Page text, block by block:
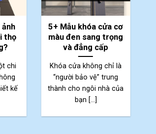
thọ
chi
kế
5+ Mẫu khóa cửa cơ
màu đen sang trọng
và đẳng cấp
Khóa cửa không chỉ là
“người bảo vệ” trung
thành cho ngôi nhà của
bạn [...]